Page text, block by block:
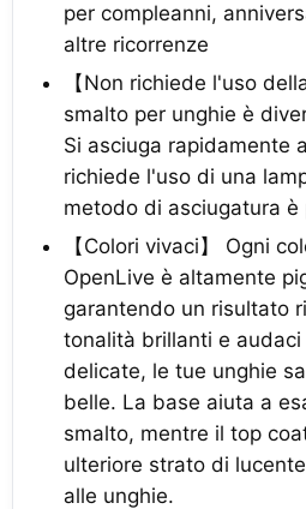
per compleanni,
altre ricorrenze
【Non richiede l'uso
smalto per unghie è
Si asciuga rapidamente
richiede l'uso di una
metodo di asciugatura è
【Colori vivaci】 Ogni
OpenLive è altamente
garantendo un risultato
tonalità brillanti e
delicate, le tue unghie
belle. La base aiuta a
smalto, mentre il top
ulteriore strato di
alle unghie.